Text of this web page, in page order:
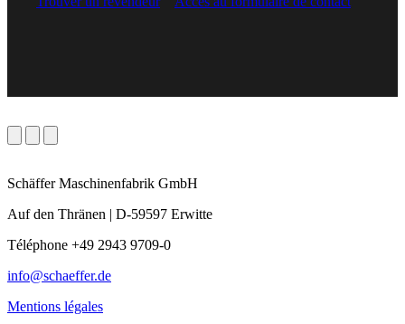
Schäffer Maschinenfabrik GmbH
Auf den Thränen | D-59597 Erwitte
Téléphone +49 2943 9709-0
info@schaeffer.de
Mentions légales